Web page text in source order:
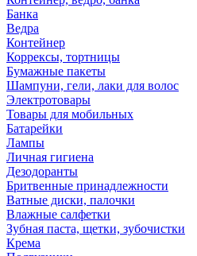
Банка
Ведра
Контейнер
Коррексы, тортницы
Бумажные пакеты
Шампуни, гели, лаки для волос
Электротовары
Товары для мобильных
Батарейки
Лампы
Личная гигиена
Дезодоранты
Бритвенные принадлежности
Ватные диски, палочки
Влажные салфетки
Зубная паста, щетки, зубочистки
Крема